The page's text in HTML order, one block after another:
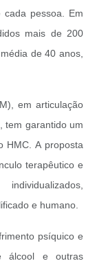
cada pessoa. Em
mais de 200
de 40 anos,
em articulação
tem garantido um
HMC. A proposta
terapêutico e
e humano.
psíquico e
álcool e outras